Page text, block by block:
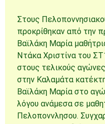
Στους
προκρίθηκαν από την
Βαϊλάκη Μαρία
Ντάκα Χριστίνα του
στους τελικούς
στην Καλαμάτα
Βαϊλάκη Μαρία στο
λόγου ανάμεσα σε
Πελοποννλησου.